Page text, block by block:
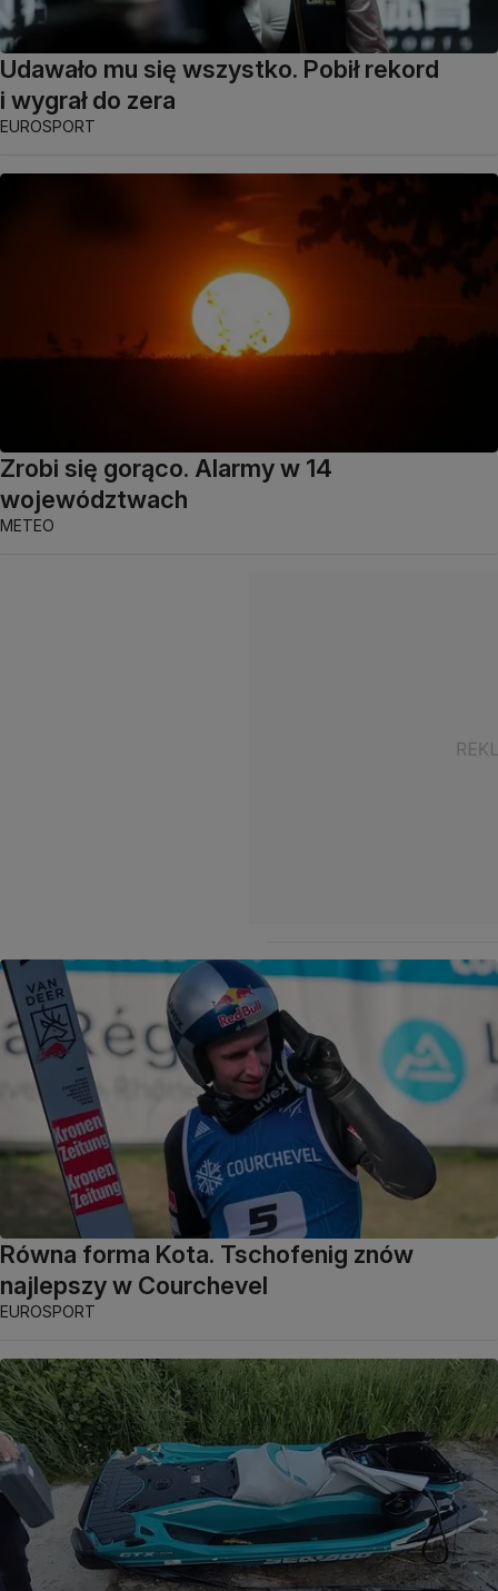
Udawało mu się wszystko. Pobił rekord
i wygrał do zera
EUROSPORT
Zrobi się gorąco. Alarmy w 14
województwach
METEO
Równa forma Kota. Tschofenig znów
najlepszy w Courchevel
EUROSPORT